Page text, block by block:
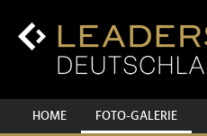
Inhalt
Hauptnavigation
HOME FOTO-GALERIE